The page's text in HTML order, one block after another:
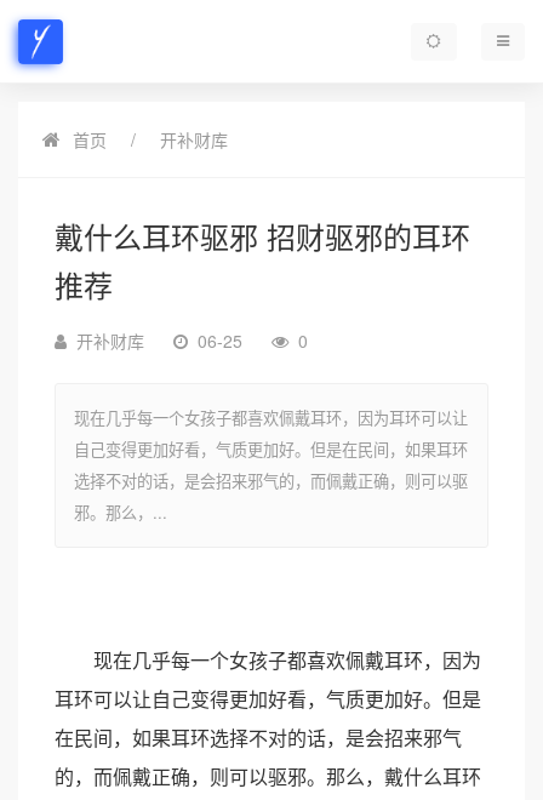
首页 开补财库
戴什么耳环驱邪 招财驱邪的耳环
推荐
开补财库 06-25 0
现在几乎每一个女孩子都喜欢佩戴耳环，因为耳环可以让
自己变得更加好看，气质更加好。但是在民间，如果耳环
选择不对的话，是会招来邪气的，而佩戴正确，则可以驱
邪。那么，...
现在几乎每一个女孩子都喜欢佩戴耳环，因为
耳环可以让自己变得更加好看，气质更加好。但是
在民间，如果耳环选择不对的话，是会招来邪气
的，而佩戴正确，则可以驱邪。那么，戴什么耳环